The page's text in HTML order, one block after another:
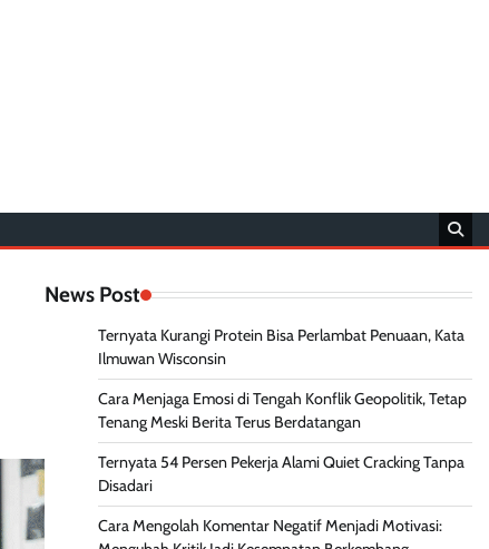
News Post
Ternyata Kurangi Protein Bisa Perlambat Penuaan, Kata
Ilmuwan Wisconsin
Cara Menjaga Emosi di Tengah Konflik Geopolitik, Tetap
Tenang Meski Berita Terus Berdatangan
Ternyata 54 Persen Pekerja Alami Quiet Cracking Tanpa
Disadari
Cara Mengolah Komentar Negatif Menjadi Motivasi: